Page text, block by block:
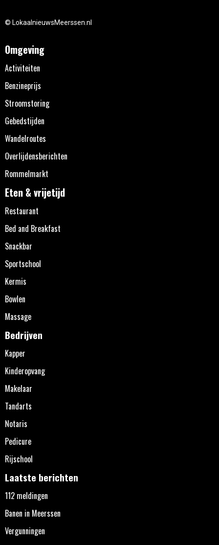
© LokaalnieuwsMeerssen.nl
Omgeving
Activiteiten
Benzineprijs
Stroomstoring
Gebedstijden
Wandelroutes
Overlijdensberichten
Rommelmarkt
Eten & vrijetijd
Restaurant
Bed and Breakfast
Snackbar
Sportschool
Kermis
Bowlen
Massage
Bedrijven
Kapper
Kinderopvang
Makelaar
Tandarts
Notaris
Pedicure
Rijschool
Laatste berichten
112 meldingen
Banen in Meerssen
Vergunningen